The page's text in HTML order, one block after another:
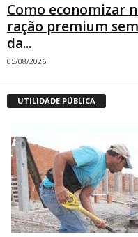
Como economizar
ração premium
da...
05/08/2026
UTILIDADE PÚBLICA